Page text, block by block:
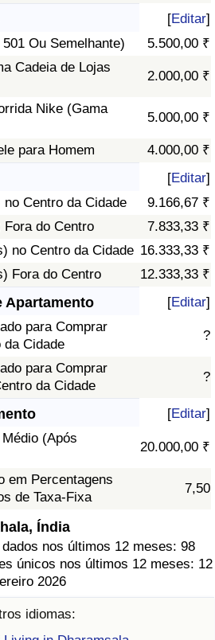
[Editar]
Ou Semelhante)
5.500,00 ₹
Cadeia de Lojas
2.000,00 ₹
Nike (Gama
5.000,00 ₹
para Homem 4.000,00 ₹
[Editar]
Centro da Cidade
9.166,67 ₹
do Centro
7.833,33 ₹
no Centro da Cidade 16.333,33 ₹
Fora do Centro
12.333,33 ₹
Apartamento [Editar]
para Comprar
da Cidade
?
para Comprar
da Cidade
?
[Editar]
(Após
20.000,00 ₹
em Percentagens
de Taxa-Fixa
7,50
Índia
nos últimos 12 meses: 98
únicos nos últimos 12 meses: 12
2026
idiomas: